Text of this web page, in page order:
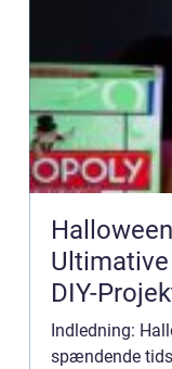
DIY-
Indledning:
spændende